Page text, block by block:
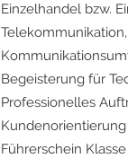
Einzelhandel bzw.
Begeisterung für
Professionelles
Kundenorientierung
Führerschein